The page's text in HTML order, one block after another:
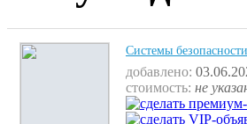
Системы безопасности
добавлено:
стоимость: не